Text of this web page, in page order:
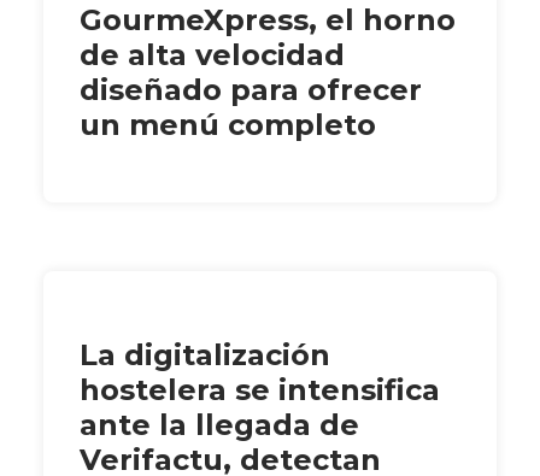
GourmeXpress, el horno
de alta velocidad
diseñado para ofrecer
un menú completo
La digitalización
hostelera se intensifica
ante la llegada de
Verifactu, detectan